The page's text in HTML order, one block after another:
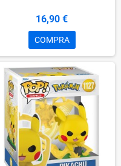
16,90 €
COMPRA